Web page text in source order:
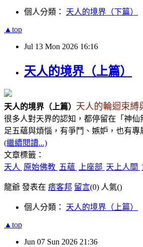
個人分類： 天人的境界（下篇）
▲top
Jul 13 Mon 2026 16:16
天人的境界（上篇）
天人的境界（ 上篇） 天人的輪迴束縛
很多人對天界的認知，都停留在「神
足五蘊與煩惱，有爭鬥、嫉妒，也有
(繼續閱讀...)
文章標籤：
天人 原始佛教 五蘊 上座部 天上人間
龍爺 發表在 痞客邦 留言(0) 人氣()
個人分類： 天人的境界（上篇）
▲top
Jun 07 Sun 2026 21:36